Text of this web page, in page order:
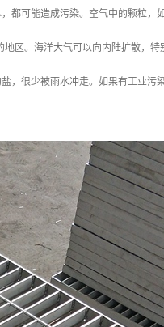
都可能造成污染。空气中的颗粒，
区。海洋大气可以向内陆扩散，特
，很少被雨水冲走。如果有工业污